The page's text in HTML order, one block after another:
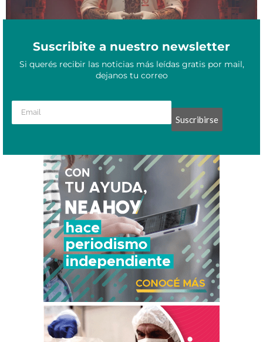
Suscribite a nuestro newsletter
Si querés recibir las noticias más leídas gratis por mail,
dejanos tu correo
Suscribirse